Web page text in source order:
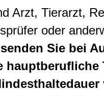
Arzt, Tierarzt,
oder
Sie bei